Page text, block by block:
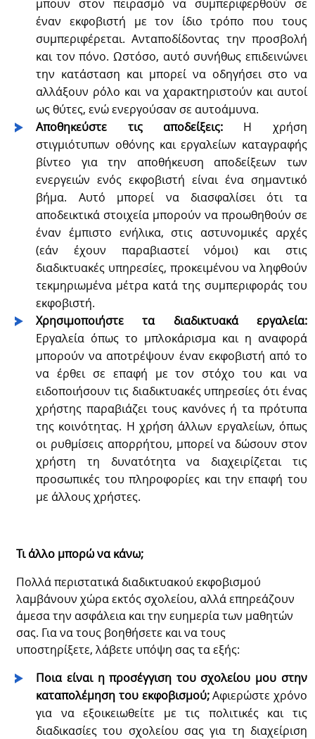
μπουν στον πειρασμό να συμπεριφερθούν σε
έναν εκφοβιστή με τον ίδιο τρόπο που τους
συμπεριφέρεται. Ανταποδίδοντας την προσβολή
και τον πόνο. Ωστόσο, αυτό συνήθως επιδεινώνει
την κατάσταση και μπορεί να οδηγήσει στο να
αλλάξουν ρόλο και να χαρακτηριστούν και αυτοί
ως θύτες, ενώ ενεργούσαν σε αυτοάμυνα.
Αποθηκεύστε τις αποδείξεις: Η χρήση
στιγμιότυπων οθόνης και εργαλείων καταγραφής
βίντεο για την αποθήκευση αποδείξεων των
ενεργειών ενός εκφοβιστή είναι ένα σημαντικό
βήμα. Αυτό μπορεί να διασφαλίσει ότι τα
αποδεικτικά στοιχεία μπορούν να προωθηθούν σε
έναν έμπιστο ενήλικα, στις αστυνομικές αρχές
(εάν έχουν παραβιαστεί νόμοι) και στις
διαδικτυακές υπηρεσίες, προκειμένου να ληφθούν
τεκμηριωμένα μέτρα κατά της συμπεριφοράς του
εκφοβιστή.
Χρησιμοποιήστε τα διαδικτυακά εργαλεία:
Εργαλεία όπως το μπλοκάρισμα και η αναφορά
μπορούν να αποτρέψουν έναν εκφοβιστή από το
να έρθει σε επαφή με τον στόχο του και να
ειδοποιήσουν τις διαδικτυακές υπηρεσίες ότι ένας
χρήστης παραβιάζει τους κανόνες ή τα πρότυπα
της κοινότητας. Η χρήση άλλων εργαλείων, όπως
οι ρυθμίσεις απορρήτου, μπορεί να δώσουν στον
χρήστη τη δυνατότητα να διαχειρίζεται τις
προσωπικές του πληροφορίες και την επαφή του
με άλλους χρήστες.
Τι άλλο μπορώ να κάνω;
Πολλά περιστατικά διαδικτυακού εκφοβισμού
λαμβάνουν χώρα εκτός σχολείου, αλλά επηρεάζουν
άμεσα την ασφάλεια και την ευημερία των μαθητών
σας. Για να τους βοηθήσετε και να τους
υποστηρίξετε, λάβετε υπόψη σας τα εξής:
Ποια είναι η προσέγγιση του σχολείου μου στην
καταπολέμηση του εκφοβισμού;Αφιερώστε χρόνο
για να εξοικειωθείτε με τις πολιτικές και τις
διαδικασίες του σχολείου σας για τη διαχείριση